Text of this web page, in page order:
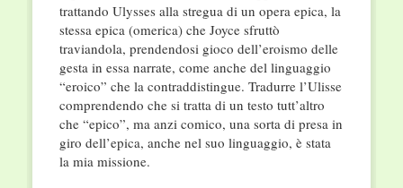
trattando Ulysses alla stregua di un opera epica, la
stessa epica (omerica) che Joyce sfruttò
traviandola, prendendosi gioco dell’eroismo delle
gesta in essa narrate, come anche del linguaggio
“eroico” che la contraddistingue. Tradurre l’Ulisse
comprendendo che si tratta di un testo tutt’altro
che “epico”, ma anzi comico, una sorta di presa in
giro dell’epica, anche nel suo linguaggio, è stata
la mia missione.